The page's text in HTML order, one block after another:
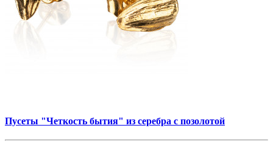
Пусеты "Четкость бытия" из серебра с позолотой